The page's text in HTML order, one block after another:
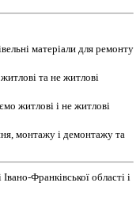
матеріали для ремонту
та не житлові
житлові і не житлові
монтажу і демонтажу та
Франківської області і